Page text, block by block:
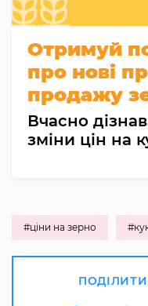
Отримуй
про нові
продажу
Вчасно
зміни цін на
#ціни на зерно